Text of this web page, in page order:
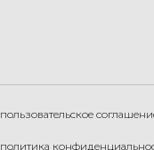
пользовательское
политика